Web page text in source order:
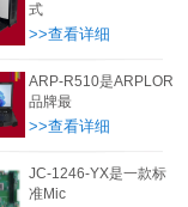
式
>>查看详细
ARP-R510是ARPLOR
品牌最
>>查看详细
JC-1246-YX是一款标
准Mic